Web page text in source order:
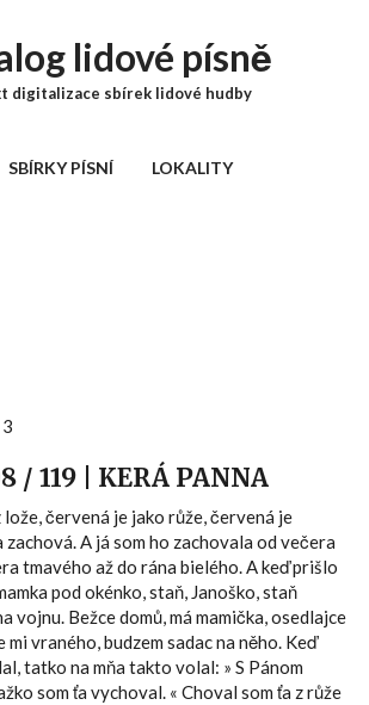
lidové písně
digitalizace sbírek lidové hudby
SBÍRKY PÍSNÍ LOKALITY
/ 119 | KERÁ PANNA
lože, červená je jako růže, červená je
A já som ho zachovala od večera
tmavého až do rána bielého. A keď prišlo
pod okénko, staň, Janoško, staň
vojnu. Bežce domů, má mamička, osedlajce
mi vraného, budzem sadac na něho. Keď
tatko na mňa takto volal: » S Pánom
som ťa vychoval. « Choval som ťa z růže